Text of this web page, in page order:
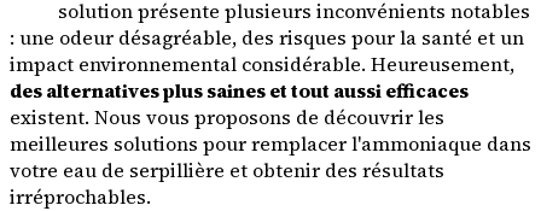
solution présente plusieurs inconvénients notables
: une odeur désagréable, des risques pour la santé et un
impact environnemental considérable. Heureusement,
des alternatives plus saines et tout aussi efficaces
existent. Nous vous proposons de découvrir les
meilleures solutions pour remplacer l'ammoniaque dans
votre eau de serpillière et obtenir des résultats
irréprochables.